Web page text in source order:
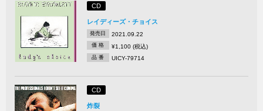
CD
レイディーズ・チョイス
発売日 2021.09.22
価 格 ¥1,100 (税込)
品 番 UICY-79714
CD
炸裂